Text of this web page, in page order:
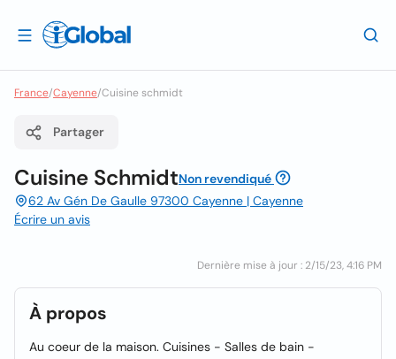
France/Cayenne/Cuisine schmidt
Partager
Cuisine SchmidtNon revendiqué
62 Av Gén De Gaulle 97300 Cayenne | Cayenne
Écrire un avis
Dernière mise à jour : 2/15/23, 4:16 PM
À propos
Au coeur de la maison. Cuisines - Salles de bain -